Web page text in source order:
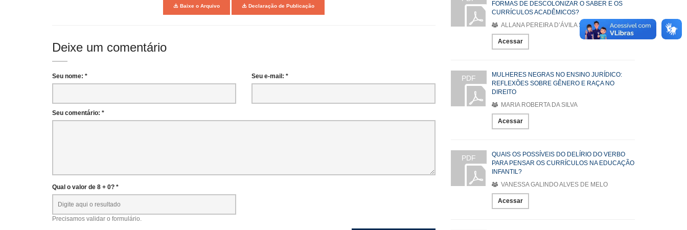
Baixe o Arquivo Declaração de Publicação
Deixe um comentário
Seu nome: * Seu e-mail: *
Seu comentário: *
Qual o valor de 8 + 0? *
Precisamos validar o formulário.
FORMAS DE DESCOLONIZAR O SABER E OS
CURRÍCULOS ACADÊMICOS?
ALLANA PEREIRA D’ÁVILA SOUZA
Acessar
PDF
MULHERES NEGRAS NO ENSINO JURÍDICO:
REFLEXÕES SOBRE GÊNERO E RAÇA NO
DIREITO
MARIA ROBERTA DA SILVA
Acessar
PDF
QUAIS OS POSSÍVEIS DO DELÍRIO DO VERBO
PARA PENSAR OS CURRÍCULOS NA EDUCAÇÃO
INFANTIL?
VANESSA GALINDO ALVES DE MELO
Acessar